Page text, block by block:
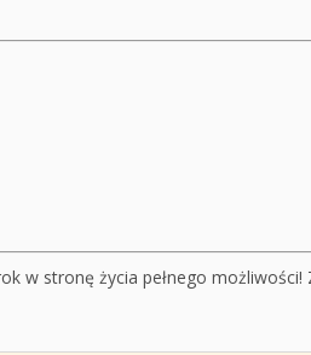
w stronę życia pełnego możliwości!